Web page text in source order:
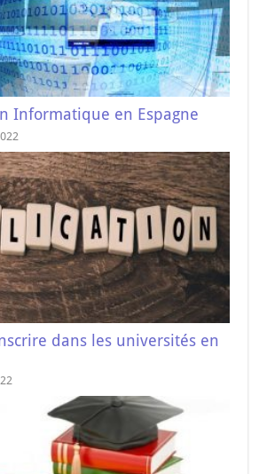
Informatique en Espagne
dans les universités en